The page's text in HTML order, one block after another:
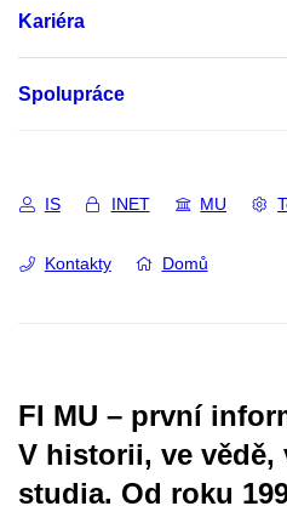
Kariéra
Spolupráce
IS INET MU
Kontakty Domů
FI MU – první
V historii, ve vědě,
studia. Od roku